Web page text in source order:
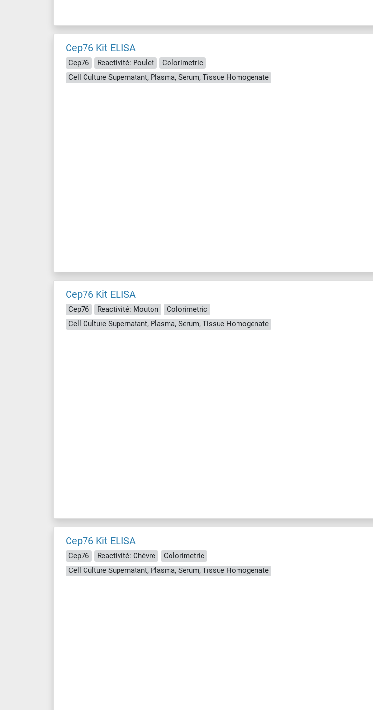
Cep76 Kit ELISA
Cep76 Reactivité: Poulet
Colorimetric
Cell Culture Supernatant, Plasma, Serum, Tissue Homogenate
Cep76 Kit ELISA
Cep76 Reactivité: Mouton
Colorimetric
Cell Culture Supernatant, Plasma, Serum, Tissue Homogenate
Cep76 Kit ELISA
Cep76 Reactivité: Chévre
Colorimetric
Cell Culture Supernatant, Plasma, Serum, Tissue Homogenate